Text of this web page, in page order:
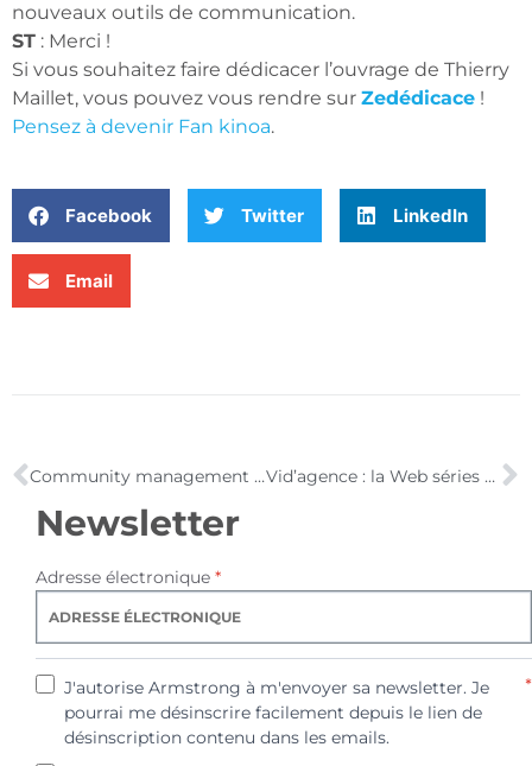
nouveaux outils de communication.
ST : Merci !
Si vous souhaitez faire dédicacer l’ouvrage de Thierry
Maillet, vous pouvez vous rendre sur Zedédicace !
Pensez à devenir Fan kinoa.
Facebook Twitter LinkedIn
Email
Community management : comment faire des communautés web les meilleures alliées des marques ? Vid’agence : la Web séries d’une agence Web !
Newsletter
Adresse électronique *
J'autorise Armstrong à m'envoyer sa newsletter. Je
pourrai me désinscrire facilement depuis le lien de
désinscription contenu dans les emails.
*